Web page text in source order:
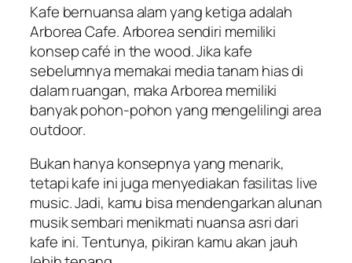
Kafe bernuansa alam yang ketiga adalah
Arborea Cafe. Arborea sendiri memiliki
konsep café in the wood. Jika kafe
sebelumnya memakai media tanam hias di
dalam ruangan, maka Arborea memiliki
banyak pohon-pohon yang mengelilingi area
outdoor.
Bukan hanya konsepnya yang menarik,
tetapi kafe ini juga menyediakan fasilitas live
music. Jadi, kamu bisa mendengarkan alunan
musik sembari menikmati nuansa asri dari
kafe ini. Tentunya, pikiran kamu akan jauh